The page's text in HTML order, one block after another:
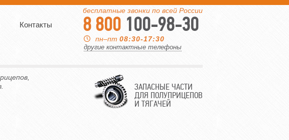
Контакты
бесплатные звонки по всей России
8 800 100-98-30
пн–пт 08:30-17:30
другие контактные телефоны
ЗАПАСНЫЕ ЧАСТИ
ДЛЯ ПОЛУПРИЦЕПОВ
И ТЯГАЧЕЙ